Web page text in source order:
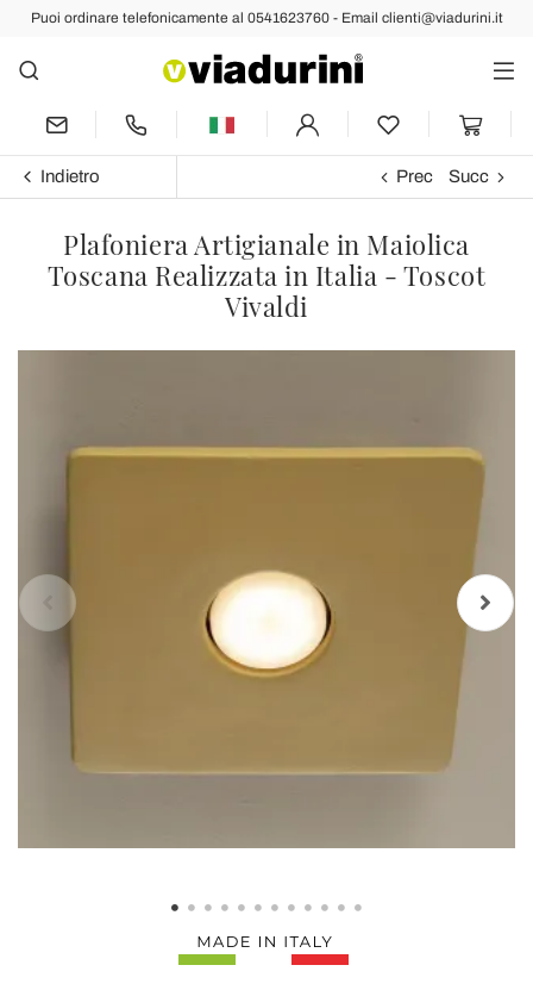
Puoi ordinare telefonicamente al 0541623760 - Email clienti@viadurini.it
Indietro Prec Succ
Plafoniera Artigianale in Maiolica
Toscana Realizzata in Italia - Toscot
Vivaldi